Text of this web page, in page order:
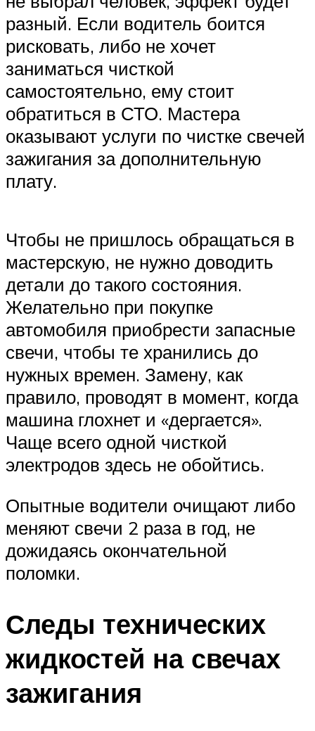
разный. Если водитель боится
рисковать, либо не хочет
заниматься чисткой
самостоятельно, ему стоит
обратиться в СТО. Мастера
оказывают услуги по чистке свечей
зажигания за дополнительную
плату.
Чтобы не пришлось обращаться в
мастерскую, не нужно доводить
детали до такого состояния.
Желательно при покупке
автомобиля приобрести запасные
свечи, чтобы те хранились до
нужных времен. Замену, как
правило, проводят в момент, когда
машина глохнет и «дергается».
Чаще всего одной чисткой
электродов здесь не обойтись.
Опытные водители очищают либо
меняют свечи 2 раза в год, не
дожидаясь окончательной
поломки.
Следы технических
жидкостей на свечах
зажигания